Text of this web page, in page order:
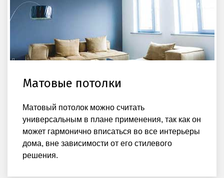
Матовые потолки
Матовый потолок можно считать
универсальным в плане применения, так как он
может гармонично вписаться во все интерьеры
дома, вне зависимости от его стилевого
решения.